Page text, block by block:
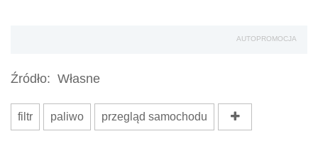
AUTOPROMOCJA
Źródło: Własne
filtr paliwo przegląd samochodu